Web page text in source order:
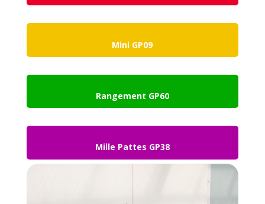
Mini GP09
Rangement GP60
Mille Pattes GP38